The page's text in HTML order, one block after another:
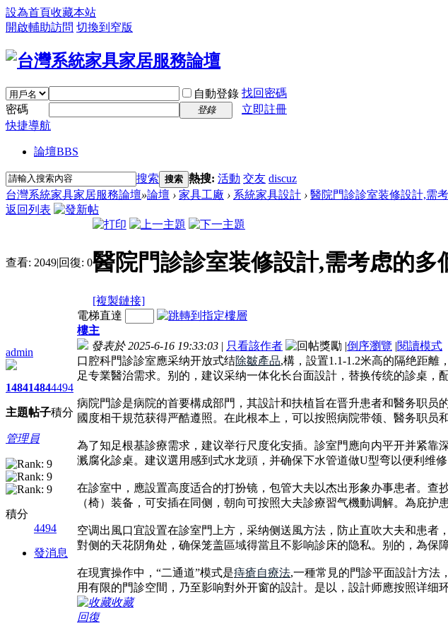
設為首頁收藏本站
開啟輔助訪問 切換到窄版
自動登錄 找回密碼
密碼
登錄
立即註冊
快捷導航
論壇BBS
搜索 搜索 熱搜: 活動 交友 discuz
台灣系統家具家居服務論壇»論壇 › 家具工廠 › 系統家具設計 › 醫院門診診室装修設計,需
返回列表
查看: 2049|回復: 0醫院門診診室装修設計,需考虑的多
[複製鏈接]
admin
1484
主題
1484
帖子
4494
積分
管理員
積分
4494
發消息
電梯直達
樓主
發表於 2025-6-16 19:33:03 | 只看該作者 |倒序瀏覽 |閱讀模式
口腔科門診診室應采纳开放式结除皺產品,構，設置1.1-1.2米高的隔绝距
足专業醫治需求。别的，建议采纳一体化长台面設計，替换传统的診桌，
病院門診是病院的首要構成部門，其設計和扶植旨在晋升患者和醫务职
國度相干規范获得严酷遵照。在此根本上，可以按照病院带领、醫务职员
為了知足根基診療需求，建议举行尺度化安插。診室門應向内平开并紧靠
溅腐化診桌。建议選用感到式水龙頭，并确保下水管道做U型弯以便利维
在診室中，應設置高度适合的打扮镜，包管大夫以杰出形象办事患者。
（椅）装备，可安插在同侧，朝向可按照大夫診療習气機動调解。為庇护
空调出風口宜設置在診室門上方，采纳侧送風方法，防止直吹大夫和患
對侧的天花阴角处，确保笼盖區域得當且不影响診床的隐私。别的，為保
在現實操作中，“二通道”模式是痔瘡自療法,一種常見的門診平面設計方法
用有限的門診空間，乃至影响對外开窗的設計。是以，設計师應按照详细
收藏
回復